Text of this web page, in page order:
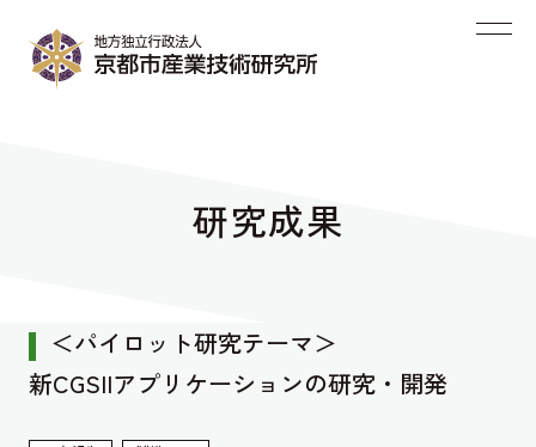
研究成果
＜パイロット研究テーマ＞
新CGSIIアプリケーションの研究・開発